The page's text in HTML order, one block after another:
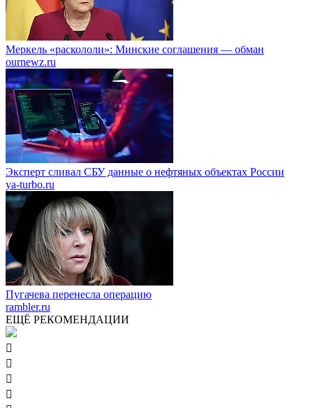
Меркель «раскололи»: Минские соглашения — обман
ournewz.ru
Эксперт сливал СБУ данные о нефтяных объектах России
ya-turbo.ru
Пугачева перенесла операцию
rambler.ru
ЕЩЁ РЕКОМЕНДАЦИИ



